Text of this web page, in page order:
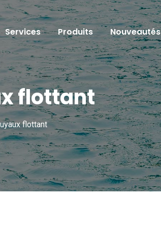
Services Produits Nouveautés
flottant
flottant